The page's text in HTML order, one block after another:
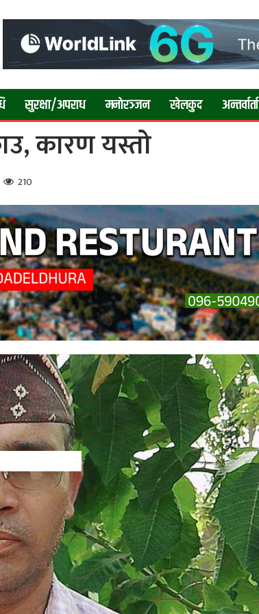
सुरक्षा/अपराध मनाेरञ्जन खेलकुद अन्तर्वार्ता
कारण यस्तो
210